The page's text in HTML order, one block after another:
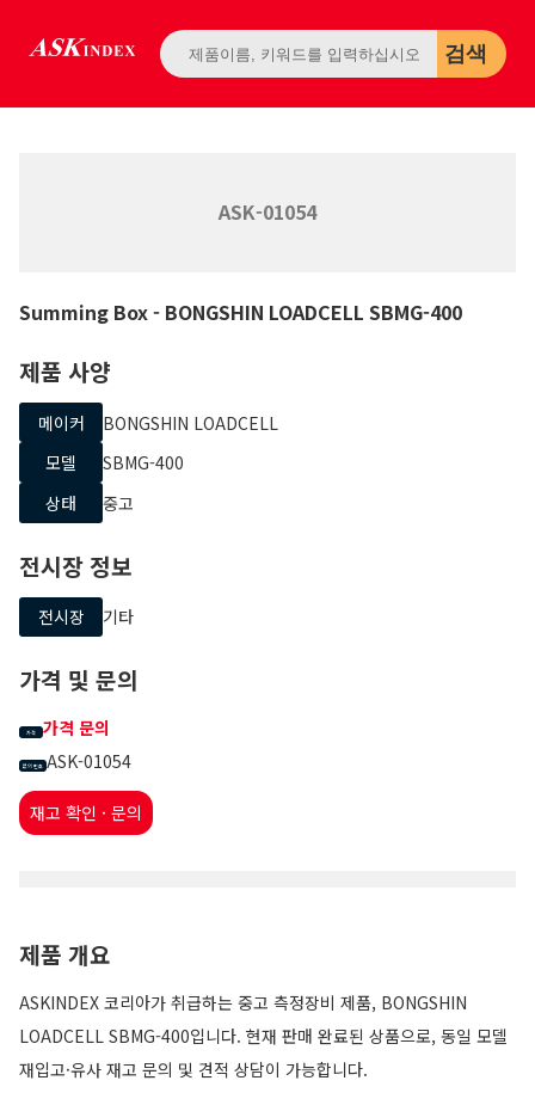
검색
ASK-01054
Summing Box- BONGSHIN LOADCELL SBMG-400
제품 사양
메이커
BONGSHIN LOADCELL
모델
SBMG-400
상태
중고
전시장 정보
전시장 기타
가격 및 문의
가격 가격 문의
문의 번호 ASK-01054
재고 확인 · 문의
제품 개요
ASKINDEX 코리아가 취급하는 중고 측정장비 제품, BONGSHIN
LOADCELL SBMG-400입니다. 현재 판매 완료된 상품으로, 동일 모델
재입고·유사 재고 문의 및 견적 상담이 가능합니다.